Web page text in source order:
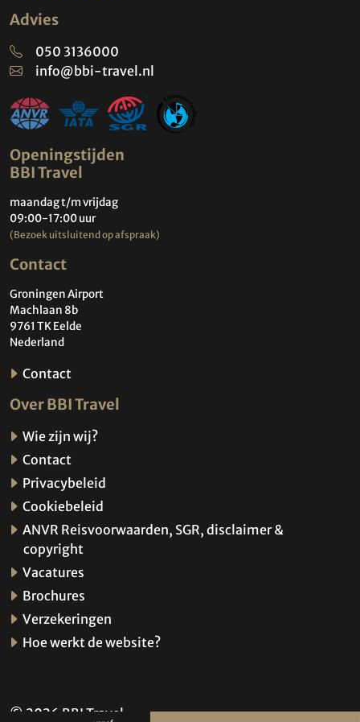
Advies
050 3136000
info@bbi-travel.nl
Openingstijden
BBI Travel
maandag t/m vrijdag
09:00-17:00 uur
(Bezoek uitsluitend op afspraak)
Contact
Groningen Airport
Machlaan 8b
9761 TK Eelde
Nederland
Contact
Over BBI Travel
Wie zijn wij?
Contact
Privacybeleid
Cookiebeleid
ANVR Reisvoorwaarden, SGR, disclaimer &
copyright
Vacatures
Brochures
Verzekeringen
Hoe werkt de website?
© 2026 BBI Travel